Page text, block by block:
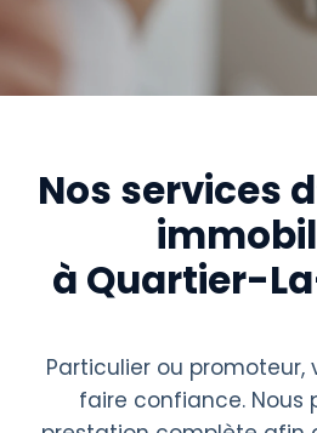
Nos services
à Quartier-
Particulier ou promoteur,
faire confiance. Nous